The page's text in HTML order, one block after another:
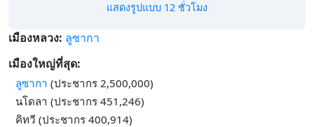
แสดงรูปแบบ 12 ชั่วโมง
เมืองหลวง: ลูซากา
เมืองใหญ่ที่สุด:
ลูซากา (ประชากร 2,500,000)
นโดลา (ประชากร 451,246)
คิทวี (ประชากร 400,914)